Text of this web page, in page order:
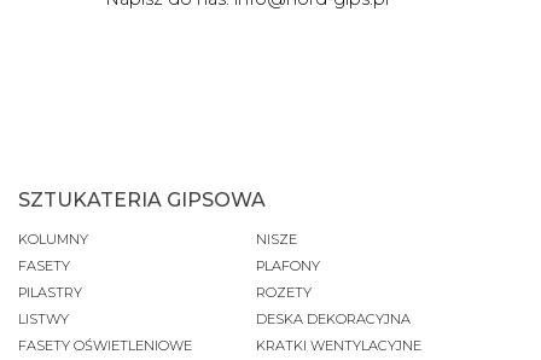
SZTUKATERIA GIPSOWA
KOLUMNY
FASETY
PILASTRY
LISTWY
FASETY OŚWIETLENIOWE
NISZE
PLAFONY
ROZETY
DESKA DEKORACYJNA
KRATKI WENTYLACYJNE